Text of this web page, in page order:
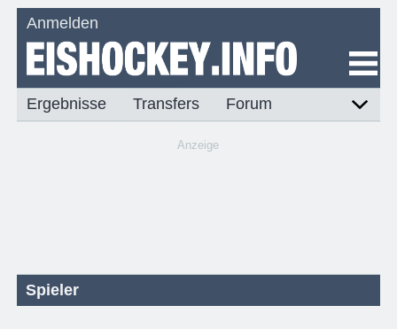
Anmelden
Ergebnisse Transfers Forum
Anzeige
Spieler